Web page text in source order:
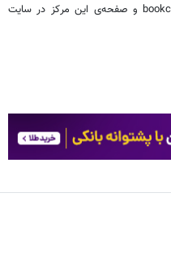
نشانی ketabofarhang، کانال تلگرام bookcitycc و صفحه‌ی این مرکز در سایت